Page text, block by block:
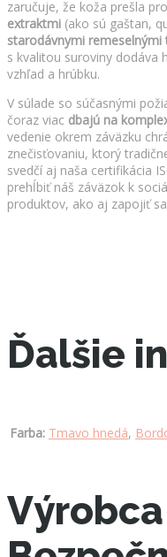
zaručuje, že koža prešla
extraktmi (ako sú gaštan,
starodávnymi remeselnými
s kvalitou suroviny dodáva
vzhľad a hrúbku.
V súlade so súčasnými
čoraz viac dbajú na
vedenie okrem záväzku
znečisťovaniu, ktorý
svedčí aj naša certifikácia
prehĺbiť náš záväzok k
produktov, ako aj zapojiť
Ďalšie
Farba: Tmavo hnedá,